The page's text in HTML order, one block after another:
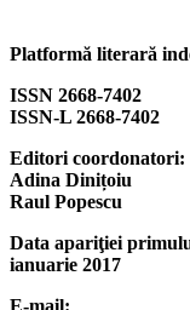
Platformă literară
ISSN 2668-7402
ISSN-L 2668-7402
Editori coordonatori:
Adina Dinițoiu
Raul Popescu
Data apariţiei
ianuarie 2017
E-mail: